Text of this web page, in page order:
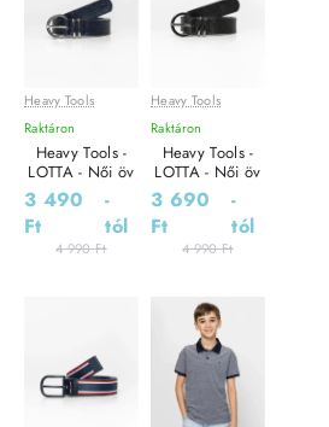
Leárazás
Heavy Tools
Raktáron
Heavy Tools -
LOTTA - Női öv
3 490
Ft
-
tól
4 990 Ft
Leárazás
Heavy Tools
Raktáron
Heavy Tools -
LOTTA - Női öv
3 690
Ft
-
tól
4 990 Ft